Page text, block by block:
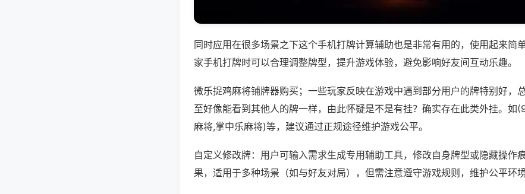
同时应用在很多场景之下这个手机打牌计算辅助也是非常有用的，使用起来简
家手机打牌时可以合理调整牌型，提升游戏体验，避免影响好友间互动乐趣。
微乐捉鸡麻将铺牌器购买；一些玩家反映在游戏中遇到部分用户的牌特别好，
至好像能看到其他人的牌一样，由此怀疑是不是有挂？确实存在此类外挂。如
麻将,掌中乐麻将)等，建议通过正规途径维护游戏公平。
自定义修改牌：用户可输入需求生成专用辅助工具，修改自身牌型或隐藏操作
果，适用于多种场景（如与好友对局），但需注意遵守游戏规则，维护公平环境